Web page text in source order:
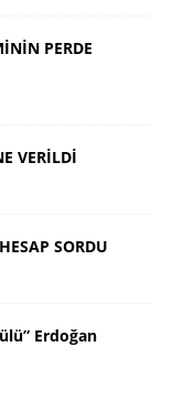
PERDE
VERİLDİ
SORDU
Erdoğan